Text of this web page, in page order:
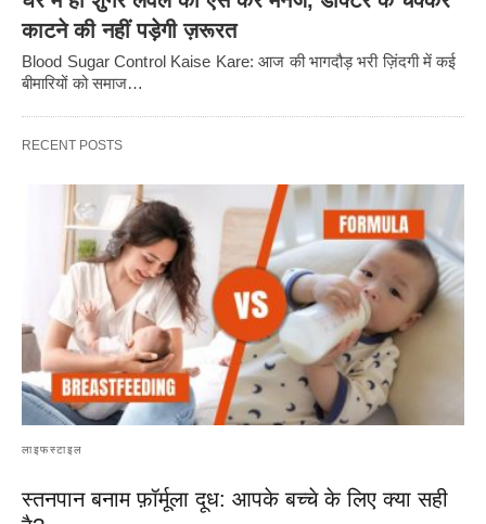
काटने की नहीं पड़ेगी ज़रूरत
Blood Sugar Control Kaise Kare: आज की भागदौड़ भरी ज़िंदगी में कई
बीमारियों को समाज…
RECENT POSTS
लाइफस्टाइल
स्तनपान बनाम फ़ॉर्मूला दूध: आपके बच्चे के लिए क्या सही